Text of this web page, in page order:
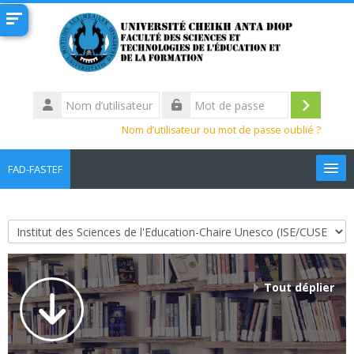
Passer au contenu principal
Nom
d’utilisateur
Nom d’utilisateur ou mot de passe oublié ?
FAD-FASTEF
Rechercher
des
cours
Catégories de cours
Tout déplier